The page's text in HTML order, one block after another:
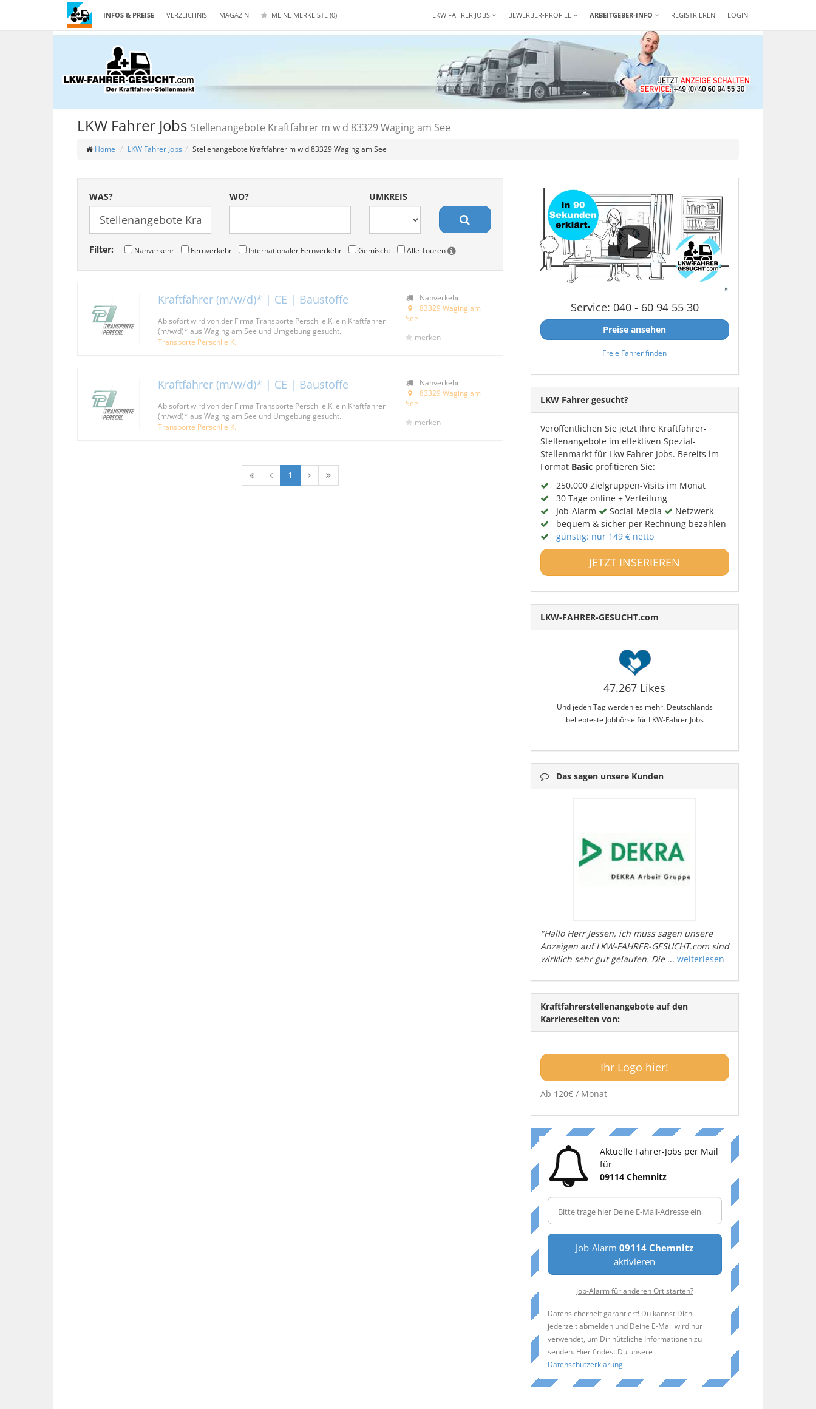
INFOS & PREISE VERZEICHNIS MAGAZIN MEINE MERKLISTE (0) REGISTRIEREN LOGIN
LKW FAHRER JOBS BEWERBER-PROFILE ARBEITGEBER-INFO
LKW Fahrer Jobs Stellenangebote Kraftfahrer m w d 83329 Waging am See
Home LKW Fahrer Jobs Stellenangebote Kraftfahrer m w d 83329 Waging am See
WAS? WO? UMKREIS
Filter: Nahverkehr Fernverkehr Internationaler Fernverkehr Gemischt Alle Touren
Kraftfahrer (m/w/d)* | CE | Baustoffe
Ab sofort wird von der Firma Transporte Perschl e.K. ein Kraftfahrer
(m/w/d)* aus Waging am See und Umgebung gesucht.
Transporte Perschl e.K.
Nahverkehr
83329 Waging am
See
merken
Kraftfahrer (m/w/d)* | CE | Baustoffe
Ab sofort wird von der Firma Transporte Perschl e.K. ein Kraftfahrer
(m/w/d)* aus Waging am See und Umgebung gesucht.
Transporte Perschl e.K.
Nahverkehr
83329 Waging am
See
merken
1
Service: 040 - 60 94 55 30
Preise ansehen
Freie Fahrer finden
LKW Fahrer gesucht?
Veröffentlichen Sie jetzt Ihre Kraftfahrer-
Stellenangebote im effektiven Spezial-
Stellenmarkt für Lkw Fahrer Jobs. Bereits im
Format Basicprofitieren Sie:
250.000 Zielgruppen-Visits im Monat
30 Tage online + Verteilung
Job-Alarm
Social-Media
Netzwerk
bequem & sicher per Rechnung bezahlen
günstig: nur 149 € netto
JETZT INSERIEREN
LKW-FAHRER-GESUCHT.com
47.267 Likes
Und jeden Tag werden es mehr. Deutschlands
beliebteste Jobbörse für LKW-Fahrer Jobs
Das sagen unsere Kunden
"Hallo Herr Jessen, ich muss sagen unsere
Anzeigen auf LKW-FAHRER-GESUCHT.com sind
wirklich sehr gut gelaufen. Die... weiterlesen
Kraftfahrerstellenangebote auf den
Karriereseiten von:
Ihr Logo hier!
Ab 120€ / Monat
Aktuelle Fahrer-Jobs per Mail
für
09114 Chemnitz
Job-Alarm09114 Chemnitz
aktivieren
Job-Alarm für anderen Ort starten?
Datensicherheit garantiert! Du kannst Dich
jederzeit abmelden und Deine E-Mail wird nur
verwendet, um Dir nützliche Informationen zu
senden. Hier findest Du unsere
Datenschutzerklärung.